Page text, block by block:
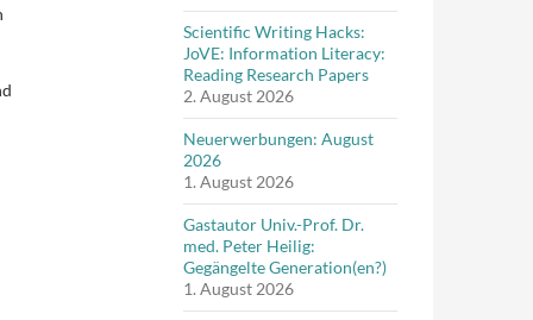
Scientific Writing Hacks:
JoVE: Information Literacy:
Reading Research Papers
2. August 2026
Neuerwerbungen: August
2026
1. August 2026
Gastautor Univ.-Prof. Dr.
med. Peter Heilig:
Gegängelte Generation(en?)
1. August 2026